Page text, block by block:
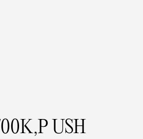
USH